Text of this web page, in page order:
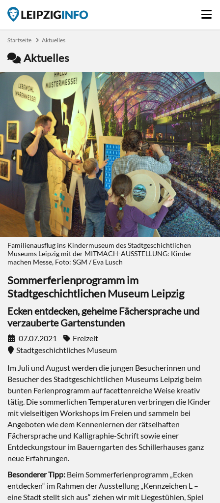
Startseite Aktuelles
Aktuelles
Familienausflug ins Kindermuseum des Stadtgeschichtlichen
Museums Leipzig mit der MITMACH-AUSSTELLUNG: Kinder
machen Messe, Foto: SGM / Eva Lusch
Sommerferienprogramm im
Stadtgeschichtlichen Museum Leipzig
Ecken entdecken, geheime Fächersprache und
verzauberte Gartenstunden
07.07.2021
Freizeit
Stadtgeschichtliches Museum
Im Juli und August werden die jungen Besucherinnen und
Besucher des Stadtgeschichtlichen Museums Leipzig beim
bunten Ferienprogramm auf facettenreiche Weise kreativ
tätig. Die sommerlichen Temperaturen verbringen die Kinder
mit vielseitigen Workshops im Freien und sammeln bei
Angeboten wie dem Kennenlernen der rätselhaften
Fächersprache und Kalligraphie-Schrift sowie einer
Entdeckungstour im Bauerngarten des Schillerhauses ganz
neue Erfahrungen.
Besonderer Tipp: Beim Sommerferienprogramm „Ecken
entdecken“ im Rahmen der Ausstellung „Kennzeichen L –
eine Stadt stellt sich aus“ ziehen wir mit Liegestühlen, Spiel